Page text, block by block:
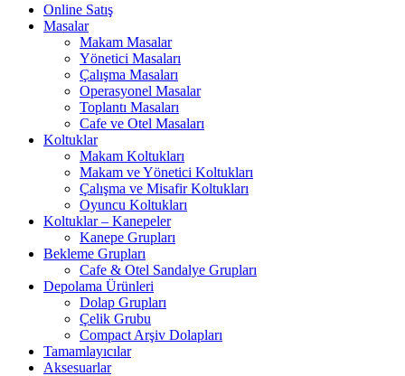
Online Satış
Masalar
Makam Masalar
Yönetici Masaları
Çalışma Masaları
Operasyonel Masalar
Toplantı Masaları
Cafe ve Otel Masaları
Koltuklar
Makam Koltukları
Makam ve Yönetici Koltukları
Çalışma ve Misafir Koltukları
Oyuncu Koltukları
Koltuklar – Kanepeler
Kanepe Grupları
Bekleme Grupları
Cafe & Otel Sandalye Grupları
Depolama Ürünleri
Dolap Grupları
Çelik Grubu
Compact Arşiv Dolapları
Tamamlayıcılar
Aksesuarlar